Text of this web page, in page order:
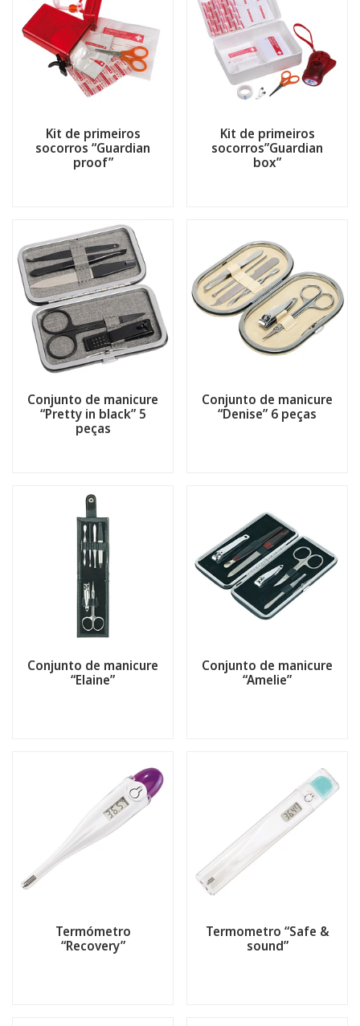
Kit de primeiros
socorros “Guardian
proof”
Kit de primeiros
socorros”Guardian
box”
Conjunto de manicure
“Pretty in black” 5
peças
Conjunto de manicure
“Denise” 6 peças
Conjunto de manicure
“Elaine”
Conjunto de manicure
“Amelie”
Termómetro
“Recovery”
Termometro “Safe &
sound”